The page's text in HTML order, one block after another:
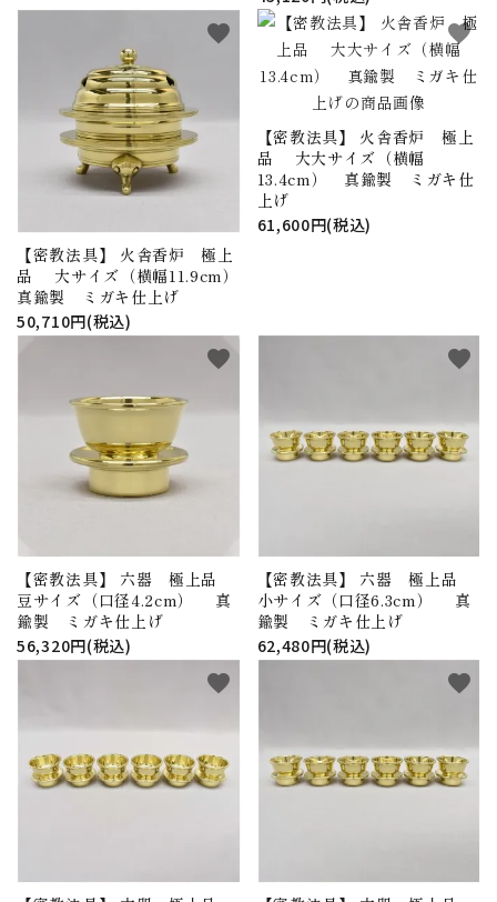
【密教法具】 火舎香炉 極上
品 大サイズ（横幅11.9cm）
真鍮製 ミガキ仕上げ
50,710円(税込)
favorite
【密教法具】 火舎香炉 極上
品 大大サイズ（横幅
13.4cm） 真鍮製 ミガキ仕
上げ
61,600円(税込)
favorite
【密教法具】 六器 極上品
豆サイズ（口径4.2cm） 真
鍮製 ミガキ仕上げ
56,320円(税込)
favorite
【密教法具】 六器 極上品
小サイズ（口径6.3cm） 真
鍮製 ミガキ仕上げ
62,480円(税込)
favorite
favorite favorite